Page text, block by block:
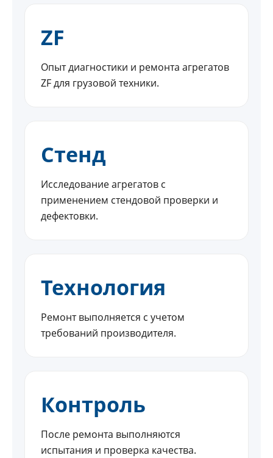
ZF
Опыт диагностики и ремонта агрегатов
ZF для грузовой техники.
Стенд
Исследование агрегатов с
применением стендовой проверки и
дефектовки.
Технология
Ремонт выполняется с учетом
требований производителя.
Контроль
После ремонта выполняются
испытания и проверка качества.